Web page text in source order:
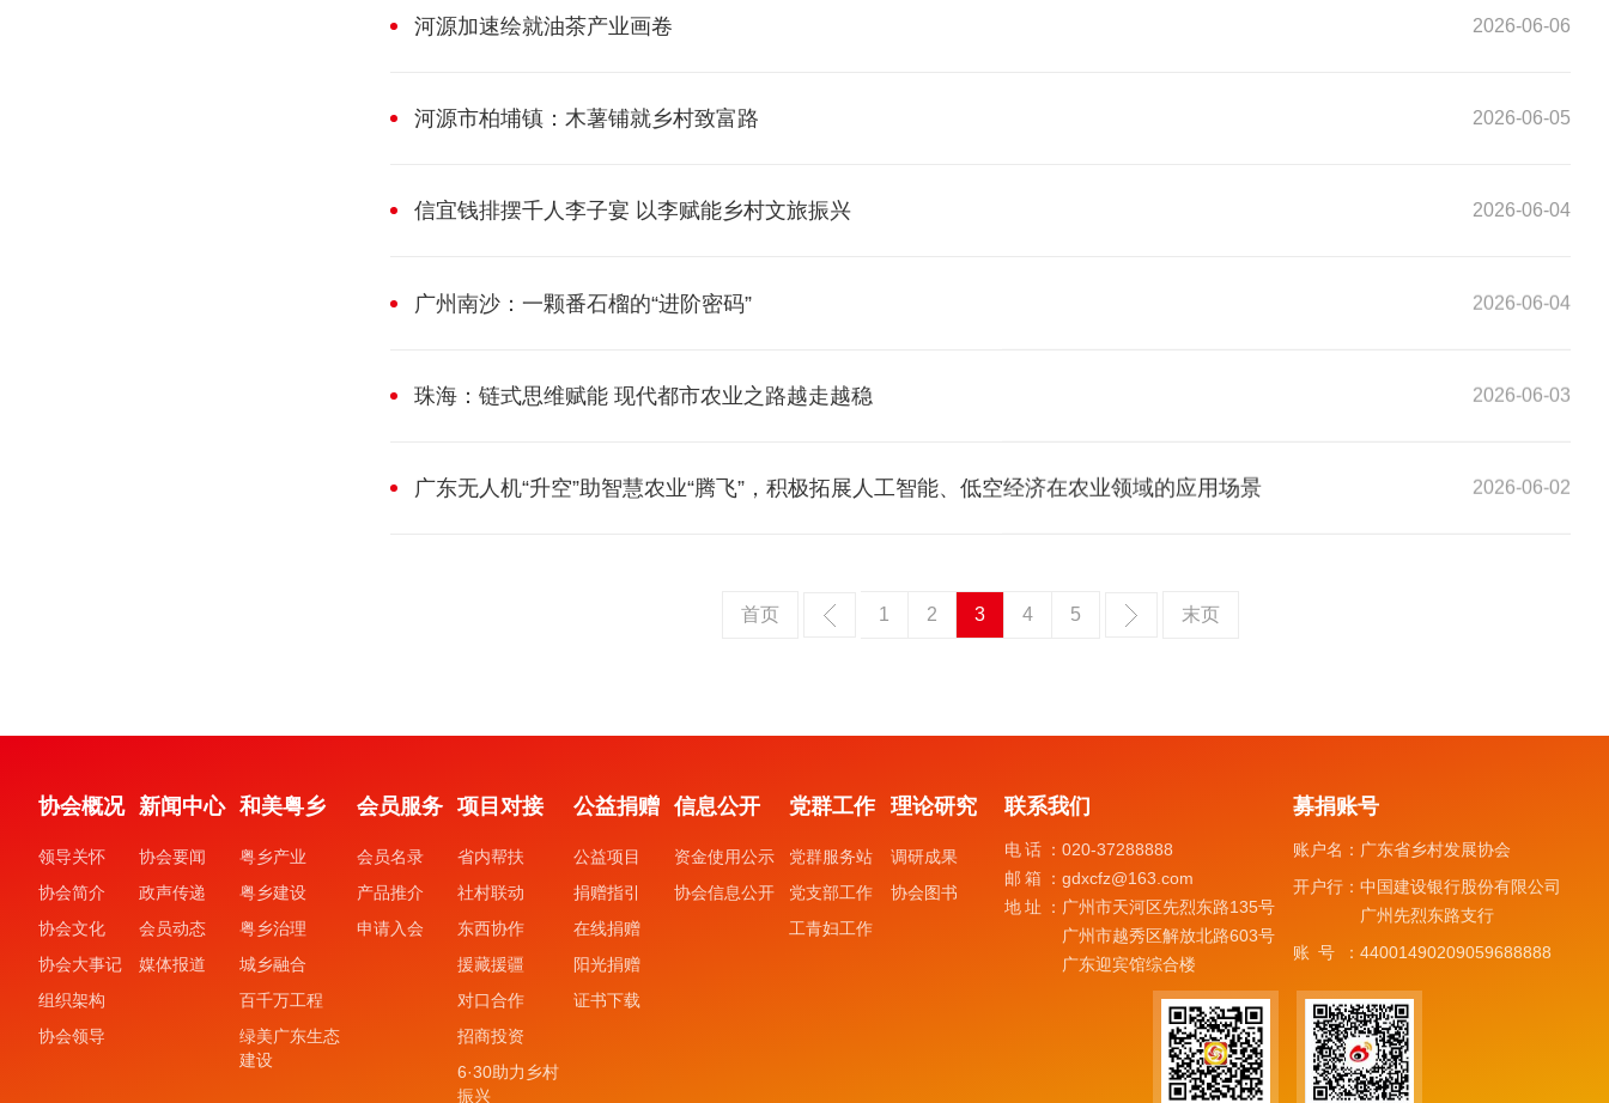
2026-06-06
河源加速绘就油茶产业画卷
2026-06-05
河源市柏埔镇：木薯铺就乡村致富路
2026-06-04
信宜钱排摆千人李子宴 以李赋能乡村文旅振兴
2026-06-04
广州南沙：一颗番石榴的“进阶密码”
2026-06-03
珠海：链式思维赋能 现代都市农业之路越走越稳
2026-06-02
广东无人机“升空”助智慧农业“腾飞”，积极拓展人工智能、低空经济在农业领域的应用场景
首页 1 2 3 4 5 末页
协会概况
领导关怀
协会简介
协会文化
协会大事记
组织架构
协会领导
新闻中心
协会要闻
政声传递
会员动态
媒体报道
和美粤乡
粤乡产业
粤乡建设
粤乡治理
城乡融合
百千万工程
绿美广东生态
建设
会员服务
会员名录
产品推介
申请入会
项目对接
省内帮扶
社村联动
东西协作
援藏援疆
对口合作
招商投资
6·30助力乡村
振兴
公益捐赠
公益项目
捐赠指引
在线捐赠
阳光捐赠
证书下载
信息公开
资金使用公示
协会信息公开
党群工作
党群服务站
党支部工作
工青妇工作
理论研究
调研成果
协会图书
联系我们
电话：020-37288888
邮箱：gdxcfz@163.com
地址： 广州市天河区先烈东路135号
广州市越秀区解放北路603号
广东迎宾馆综合楼
募捐账号
账户名： 广东省乡村发展协会
开户行：中国建设银行股份有限公司
广州先烈东路支行
账号：44001490209059688888